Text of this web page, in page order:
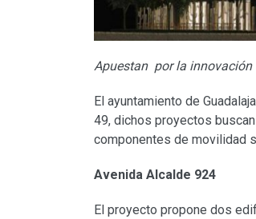
Apuestan por la
El ayuntamiento de
49, dichos proyectos
componentes de movilidad
Avenida Alcalde 924
El proyecto propone dos